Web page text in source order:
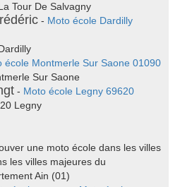
Tour De Salvagny
- Moto école Dardilly
école Montmerle Sur Saone 01090
Sur Saone
- Moto école Legny 69620
Legny
une moto école dans les villes
les villes majeures du
Ain (01)